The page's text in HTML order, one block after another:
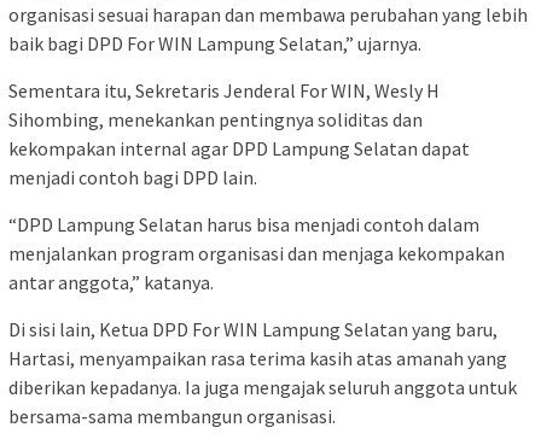
organisasi sesuai harapan dan membawa perubahan yang lebih
baik bagi DPD For WIN Lampung Selatan,” ujarnya.
Sementara itu, Sekretaris Jenderal For WIN, Wesly H
Sihombing, menekankan pentingnya soliditas dan
kekompakan internal agar DPD Lampung Selatan dapat
menjadi contoh bagi DPD lain.
“DPD Lampung Selatan harus bisa menjadi contoh dalam
menjalankan program organisasi dan menjaga kekompakan
antar anggota,” katanya.
Di sisi lain, Ketua DPD For WIN Lampung Selatan yang baru,
Hartasi, menyampaikan rasa terima kasih atas amanah yang
diberikan kepadanya. Ia juga mengajak seluruh anggota untuk
bersama-sama membangun organisasi.